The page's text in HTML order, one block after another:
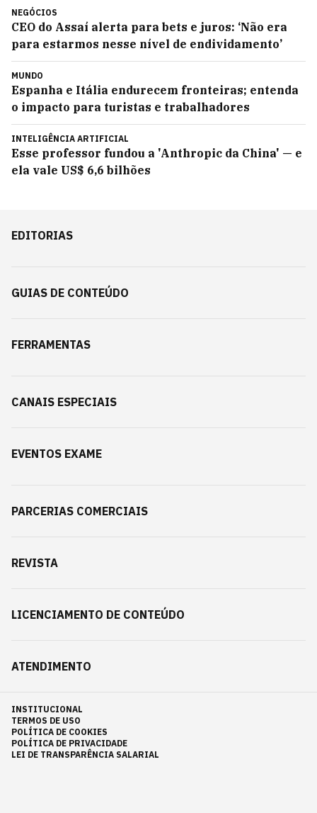
NEGÓCIOS
CEO do Assaí alerta para bets e juros: ‘Não era
para estarmos nesse nível de endividamento’
MUNDO
Espanha e Itália endurecem fronteiras; entenda
o impacto para turistas e trabalhadores
INTELIGÊNCIA ARTIFICIAL
Esse professor fundou a 'Anthropic da China' — e
ela vale US$ 6,6 bilhões
EDITORIAS
GUIAS DE CONTEÚDO
FERRAMENTAS
CANAIS ESPECIAIS
EVENTOS EXAME
PARCERIAS COMERCIAIS
REVISTA
LICENCIAMENTO DE CONTEÚDO
ATENDIMENTO
INSTITUCIONAL
TERMOS DE USO
POLÍTICA DE COOKIES
POLÍTICA DE PRIVACIDADE
LEI DE TRANSPARÊNCIA SALARIAL